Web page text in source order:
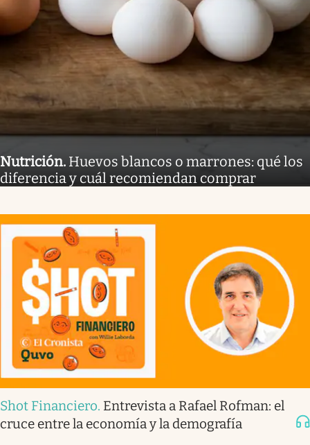
Nutrición. Huevos blancos o marrones: qué los
diferencia y cuál recomiendan comprar
Shot Financiero. Entrevista a Rafael Rofman: el
cruce entre la economía y la demografía